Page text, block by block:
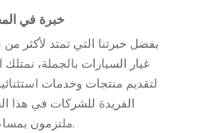
خبرة في
بفضل خبرتنا التي تمتد لأكثر
غيار السيارات بالجملة، نمتلك
لتقديم منتجات وخدمات
الفريدة للشركات في هذا
ملتزمون بمساعدتكم على تحقيق النجاح.